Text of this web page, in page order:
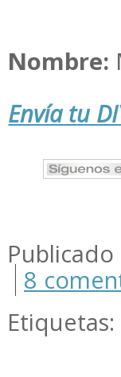
Nombre:
Envía tu
8
Etiquetas: